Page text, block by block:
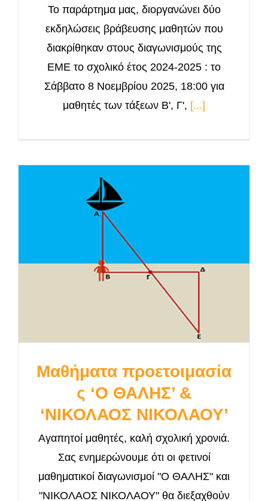
Το παράρτημα μας, διοργανώνει δύο
εκδηλώσεις βράβευσης μαθητών που
διακρίθηκαν στους διαγωνισμούς της
ΕΜΕ το σχολικό έτος 2024-2025 : το
Σάββατο 8 Νοεμβρίου 2025, 18:00 για
μαθητές των τάξεων Β', Γ', [...]
Μαθήματα προετοιμασία
ς ‘Ο ΘΑΛΗΣ’ &
‘ΝΙΚΟΛΑΟΣ ΝΙΚΟΛΑΟΥ’
Αγαπητοί μαθητές, καλή σχολική χρονιά.
Σας ενημερώνουμε ότι οι φετινοί
μαθηματικοί διαγωνισμοί "Ο ΘΑΛΗΣ" και
"ΝΙΚΟΛΑΟΣ ΝΙΚΟΛΑΟΥ" θα διεξαχθούν